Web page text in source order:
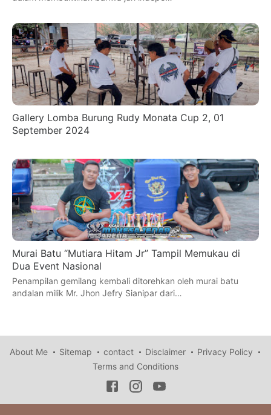
Gallery Lomba Burung Rudy Monata Cup 2, 01
September 2024
Murai Batu “Mutiara Hitam Jr” Tampil Memukau di
Dua Event Nasional
Penampilan gemilang kembali ditorehkan oleh murai batu
andalan milik Mr. Jhon Jefry Sianipar dari…
About Me Sitemap contact Disclaimer
Privacy Policy
Terms and Conditions